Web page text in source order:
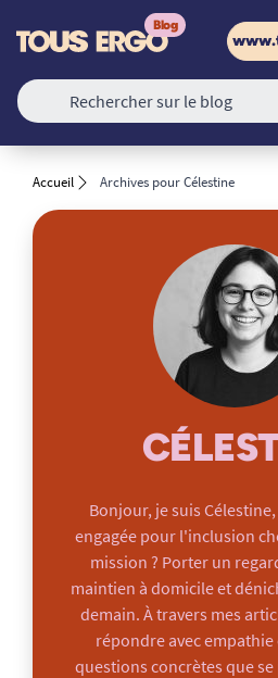
Accueil Archives pour Célestine
Bonjour, je suis
engagée pour l'inclusion
mission ? Porter un
maintien à domicile et
demain. À travers mes
répondre avec
questions concrètes que